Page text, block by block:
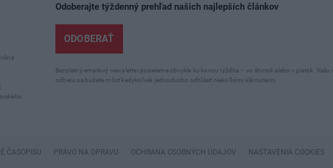
Odoberajte týždenný prehľad našich najlepších článkov
ODOBERAŤ
Bezplatný emailový newsletter posielame obvykle ku koncu týždňa – vo štvrtok alebo v piatok.
odberu sa budete môcť kedykoľvek jednoducho odhlásiť niekoľkými kliknutiami.
ČASOPISU PRÁVO NA OPRAVU OCHRANA OSOBNÝCH ÚDAJOV NASTAVENIA COOKIES